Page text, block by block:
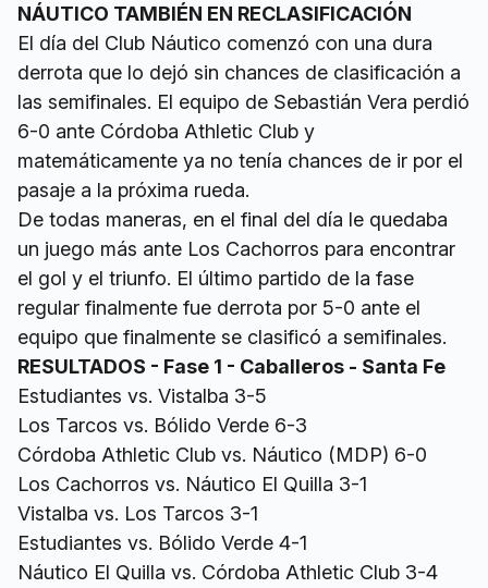
NÁUTICO TAMBIÉN EN RECLASIFICACIÓN
El día del Club Náutico comenzó con una dura
derrota que lo dejó sin chances de clasificación a
las semifinales. El equipo de Sebastián Vera perdió
6-0 ante Córdoba Athletic Club y
matemáticamente ya no tenía chances de ir por el
pasaje a la próxima rueda.
De todas maneras, en el final del día le quedaba
un juego más ante Los Cachorros para encontrar
el gol y el triunfo. El último partido de la fase
regular finalmente fue derrota por 5-0 ante el
equipo que finalmente se clasificó a semifinales.
RESULTADOS - Fase 1 - Caballeros - Santa Fe
Estudiantes vs. Vistalba 3-5
Los Tarcos vs. Bólido Verde 6-3
Córdoba Athletic Club vs. Náutico (MDP) 6-0
Los Cachorros vs. Náutico El Quilla 3-1
Vistalba vs. Los Tarcos 3-1
Estudiantes vs. Bólido Verde 4-1
Náutico El Quilla vs. Córdoba Athletic Club 3-4